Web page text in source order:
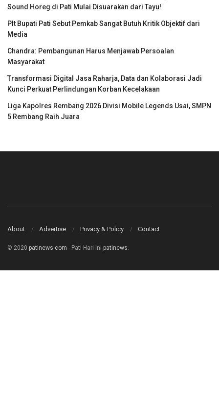
Sound Horeg di Pati Mulai Disuarakan dari Tayu!
Plt Bupati Pati Sebut Pemkab Sangat Butuh Kritik Objektif dari
Media
Chandra: Pembangunan Harus Menjawab Persoalan
Masyarakat
Transformasi Digital Jasa Raharja, Data dan Kolaborasi Jadi
Kunci Perkuat Perlindungan Korban Kecelakaan
Liga Kapolres Rembang 2026 Divisi Mobile Legends Usai, SMPN
5 Rembang Raih Juara
About Advertise Privacy & Policy Contact
© 2020 patinews.com - Pati Hari Ini patinews.